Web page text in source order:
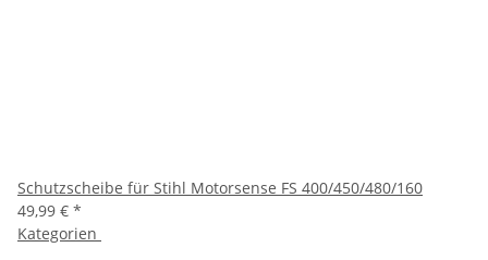
Schutzscheibe für Stihl Motorsense FS 400/450/480/160
49,99 € *
Kategorien